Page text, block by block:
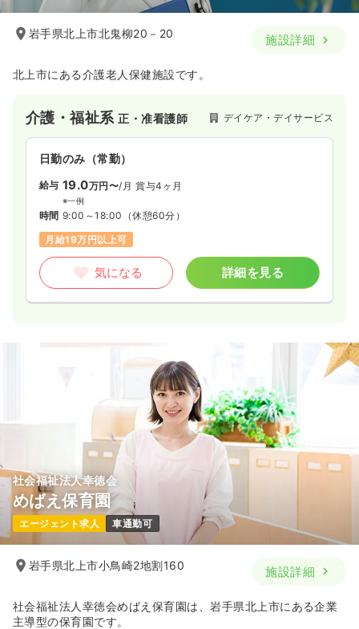
岩手県北上市北鬼柳20－20 施設詳細
北上市にある介護老人保健施設です。
介護・福祉系正・准看護師 デイケア・デイサービス
日勤のみ（常勤）
給与 19.0万円〜/月 賞与4ヶ月
※一例
時間 9:00～18:00 （休憩60分）
月給19万円以上可
気になる 詳細を見る
社会福祉法人幸徳会
めばえ保育園
エージェント求人 車通勤可
岩手県北上市小鳥崎2地割160 施設詳細
社会福祉法人幸徳会めばえ保育園は、岩手県北上市にある企業
主導型の保育園です。